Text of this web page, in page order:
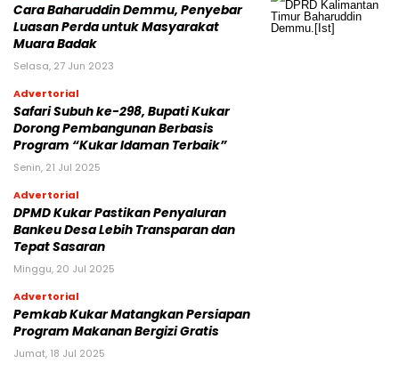
Cara Baharuddin Demmu, Penyebar
Luasan Perda untuk Masyarakat
Muara Badak
Selasa, 27 Jun 2023
Advertorial
Safari Subuh ke-298, Bupati Kukar
Dorong Pembangunan Berbasis
Program “Kukar Idaman Terbaik”
Senin, 21 Jul 2025
Advertorial
DPMD Kukar Pastikan Penyaluran
Bankeu Desa Lebih Transparan dan
Tepat Sasaran
Minggu, 20 Jul 2025
Advertorial
Pemkab Kukar Matangkan Persiapan
Program Makanan Bergizi Gratis
Jumat, 18 Jul 2025